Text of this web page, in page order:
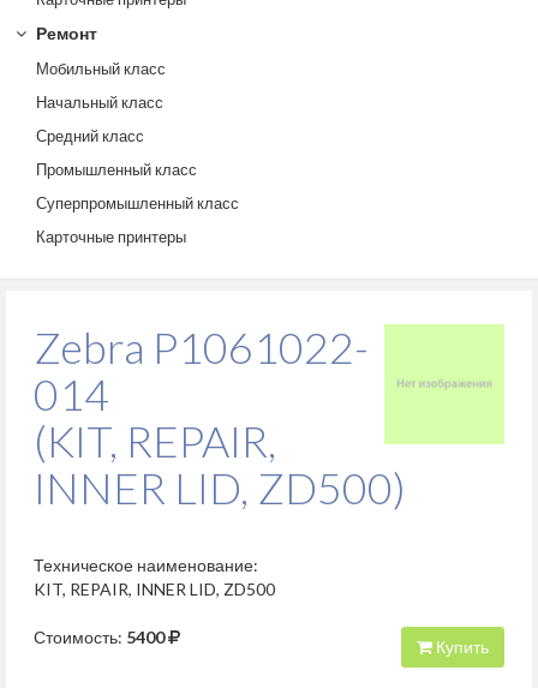
Ремонт
Мобильный класс
Начальный класс
Средний класс
Промышленный класс
Суперпромышленный класс
Карточные принтеры
Zebra P1061022-
014
(KIT, REPAIR,
INNER LID, ZD500)
Техническое наименование:
KIT, REPAIR, INNER LID, ZD500
Стоимость: 5400 Купить